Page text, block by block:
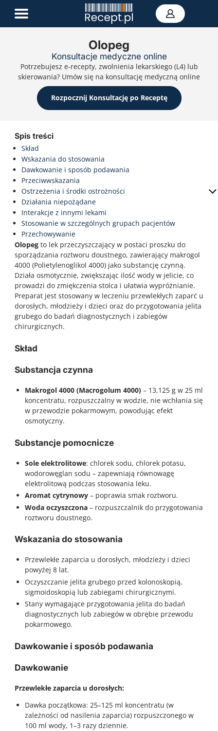
E-recepta
Zwolnienie L4
E-skierowanie
Teleporada
Portal zdrowia
Olopeg
Konsultacje medyczne online
Potrzebujesz e-recepty, zwolnienia lekarskiego (L4) lub
skierowania? Umów się na konsultację medyczną online
Rozpocznij Konsultację po Receptę
Spis treści
Skład
Wskazania do stosowania
Dawkowanie i sposób podawania
Przeciwwskazania
Ostrzeżenia i środki ostrożności
Działania niepożądane
Interakcje z innymi lekami
Stosowanie w szczególnych grupach pacjentów
Przechowywanie
Olopeg to lek przeczyszczający w postaci proszku do
sporządzania roztworu doustnego, zawierający makrogol
4000 (Polietylenoglikol 4000) jako substancję czynną.
Działa osmotycznie, zwiększając ilość wody w jelicie, co
prowadzi do zmiękczenia stolca i ułatwia wypróżnianie.
Preparat jest stosowany w leczeniu przewlekłych zaparć u
dorosłych, młodzieży i dzieci oraz do przygotowania jelita
grubego do badań diagnostycznych i zabiegów
chirurgicznych.
Skład
Substancja czynna
Makrogol 4000 (Macrogolum 4000) – 13,125 g w 25 ml
koncentratu, rozpuszczalny w wodzie, nie wchłania się
w przewodzie pokarmowym, powodując efekt
osmotyczny.
Substancje pomocnicze
Sole elektrolitowe: chlorek sodu, chlorek potasu,
wodorowęglan sodu – zapewniają równowagę
elektrolitową podczas stosowania leku.
Aromat cytrynowy – poprawia smak roztworu.
Woda oczyszczona – rozpuszczalnik do przygotowania
roztworu doustnego.
Wskazania do stosowania
Przewlekłe zaparcia u dorosłych, młodzieży i dzieci
powyżej 8 lat.
Oczyszczanie jelita grubego przed kolonoskopią,
sigmoidoskopią lub zabiegami chirurgicznymi.
Stany wymagające przygotowania jelita do badań
diagnostycznych lub zabiegów w obrębie przewodu
pokarmowego.
Dawkowanie i sposób podawania
Dawkowanie
Przewlekłe zaparcia u dorosłych:
Dawka początkowa: 25–125 ml koncentratu (w
zależności od nasilenia zaparcia) rozpuszczonego w
100 ml wody, 1–3 razy dziennie.